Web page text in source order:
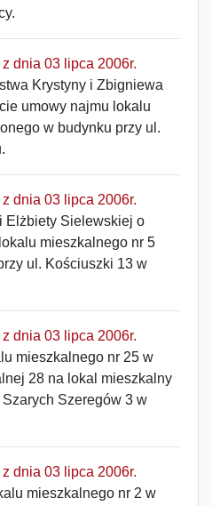
dnia 03 lipca 2006r.
Krystyny i Zbigniewa
umowy najmu lokalu
w budynku przy ul.
dnia 03 lipca 2006r.
Elżbiety Sielewskiej o
mieszkalnego nr 5
ul. Kościuszki 13 w
dnia 03 lipca 2006r.
mieszkalnego nr 25 w
28 na lokal mieszkalny
Szeregów 3 w
dnia 03 lipca 2006r.
mieszkalnego nr 2 w